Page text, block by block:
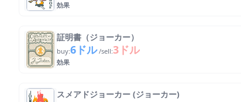
効果
証明書（ジョーカー）
buy:6ドル /sell:3ドル
効果
スメアドジョーカー (ジョーカー)